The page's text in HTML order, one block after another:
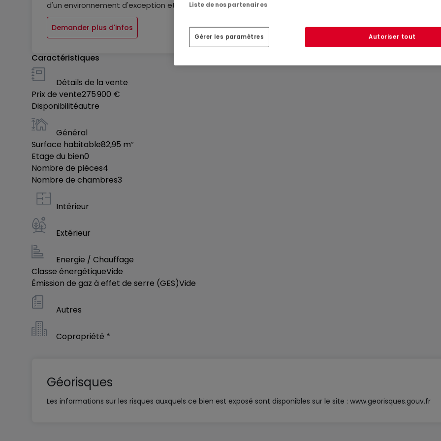
d'un environnement d'exception et vous permettre d'y aménager un intérieur qui vous ressemble.
Demander plus d'infos
Caractéristiques
Détails de la vente
Prix de vente275 900 €
Disponibilitéautre
Général
Surface habitable82,95 m²
Etage du bien0
Nombre de pièces4
Nombre de chambres3
Intérieur
Extérieur
Energie / Chauffage
Classe énergétiqueVide
Émission de gaz à effet de serre (GES)Vide
Autres
Copropriété *
Géorisques
Les informations sur les risques auxquels ce bien est exposé sont disponibles sur le site : www.georisques.gouv.fr
Liste de nos partenaires
Gérer les paramètres Autoriser tout